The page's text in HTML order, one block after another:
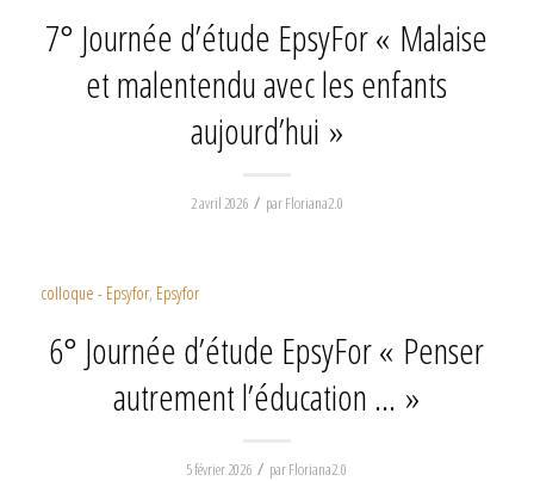
7° Journée d’étude EpsyFor « Malaise
et malentendu avec les enfants
aujourd’hui »
2 avril 2026 / parFloriana2.0
colloque - Epsyfor, Epsyfor
6° Journée d’étude EpsyFor « Penser
autrement l’éducation … »
5 février 2026 / parFloriana2.0